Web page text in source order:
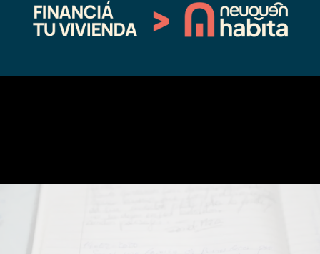
o cerca de grandes cursos de agua, lugares done a nadie se le hacen
extraños este tipo de acontecimientos.